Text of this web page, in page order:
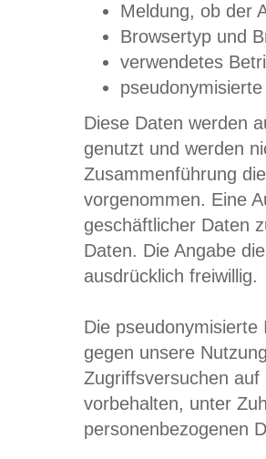
Meldung, ob der
Browsertyp und
verwendetes
Diese Daten werden
genutzt und werden
Zusammenführung
vorgenommen. Eine
geschäftlicher Daten
Daten. Die Angabe
ausdrücklich freiwillig.
Die
gegen unsere
Zugriffsversuchen
vorbehalten, unter
personenbezogenen